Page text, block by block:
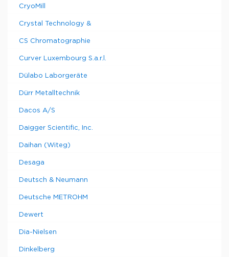
CryoMill
Crystal Technology &
CS Chromatographie
Curver Luxembourg S.a.r.l.
Dülabo Laborgeräte
Dürr Metalltechnik
Dacos A/S
Daigger Scientific, Inc.
Daihan (Witeg)
Desaga
Deutsch & Neumann
Deutsche METROHM
Dewert
Dia-Nielsen
Dinkelberg